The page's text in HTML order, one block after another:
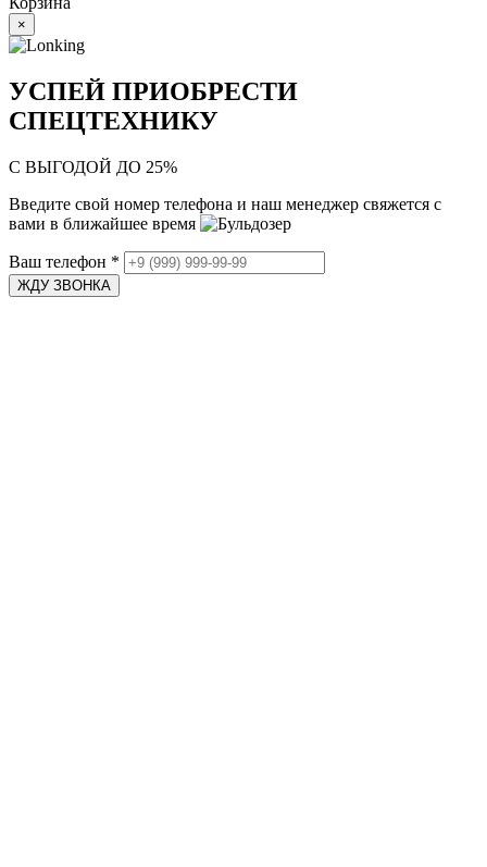
×
УСПЕЙ ПРИОБРЕСТИ
СПЕЦТЕХНИКУ
С ВЫГОДОЙ ДО 25%
Введите свой номер телефона и наш менеджер свяжется с
вами в ближайшее время
Ваш телефон *